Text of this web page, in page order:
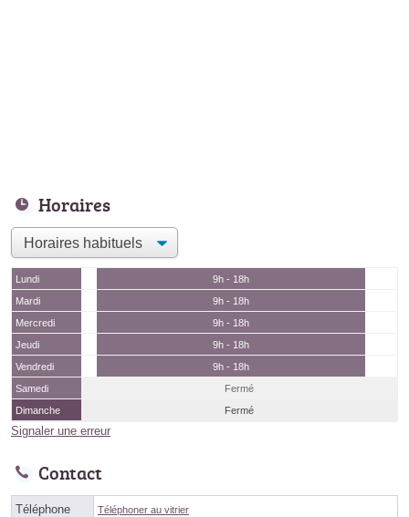
Horaires
Lundi
9h - 18h
Mardi
9h - 18h
Mercredi
9h - 18h
Jeudi
9h - 18h
Vendredi
9h - 18h
Samedi
Fermé
Dimanche
Fermé
Signaler une erreur
Contact
Téléphone Téléphoner au vitrier